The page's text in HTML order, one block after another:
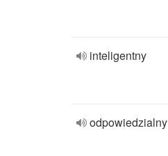
inteligentny
odpowiedzialny